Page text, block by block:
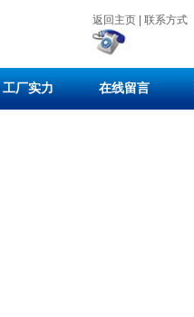
返回主页 联系方式
工厂实力 在线留言